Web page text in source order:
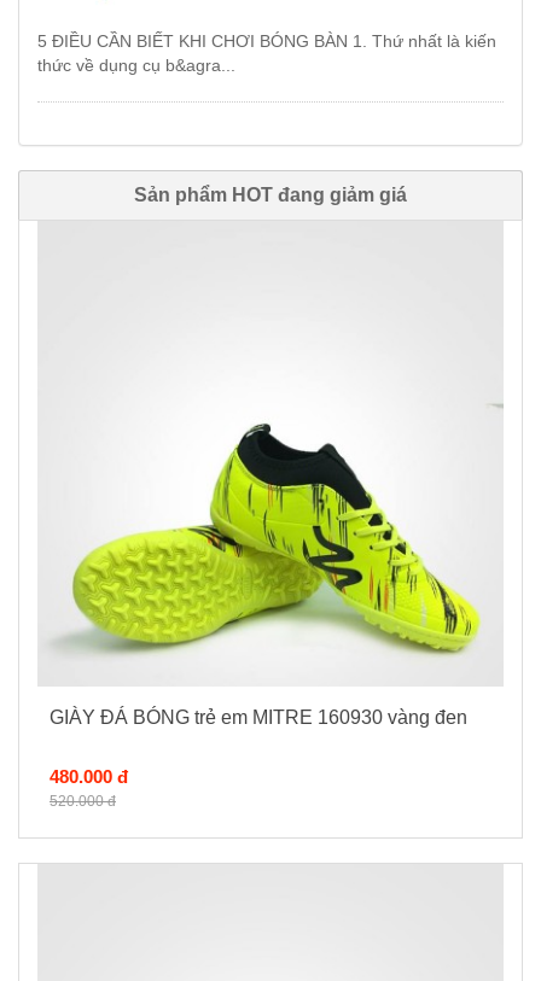
5 ĐIỀU CẦN BIẾT KHI CHƠI BÓNG BÀN 1. Thứ nhất là kiến
thức về dụng cụ b&agra...
Sản phẩm HOT đang giảm giá
GIÀY ĐÁ BÓNG trẻ em MITRE 160930 vàng đen
480.000 đ
520.000 đ